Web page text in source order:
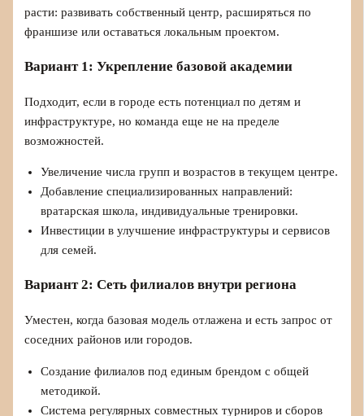
расти: развивать собственный центр, расширяться по
франшизе или оставаться локальным проектом.
Вариант 1: Укрепление базовой академии
Подходит, если в городе есть потенциал по детям и
инфраструктуре, но команда еще не на пределе
возможностей.
Увеличение числа групп и возрастов в текущем центре.
Добавление специализированных направлений:
вратарская школа, индивидуальные тренировки.
Инвестиции в улучшение инфраструктуры и сервисов
для семей.
Вариант 2: Сеть филиалов внутри региона
Уместен, когда базовая модель отлажена и есть запрос от
соседних районов или городов.
Создание филиалов под единым брендом с общей
методикой.
Система регулярных совместных турниров и сборов